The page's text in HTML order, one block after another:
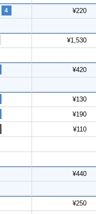
4 ¥220
¥1,530
¥420
¥130
¥190
¥110
¥440
¥250